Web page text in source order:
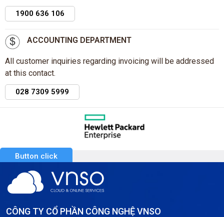
1900 636 106
ACCOUNTING DEPARTMENT
All customer inquiries regarding invoicing will be addressed
at this contact.
028 7309 5999
Button click
CÔNG TY CỔ PHẦN CÔNG NGHỆ VNSO